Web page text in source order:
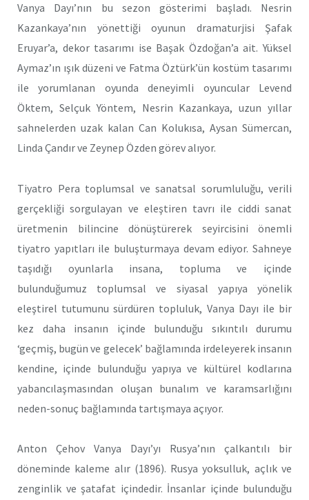
Vanya Dayı’nın bu sezon gösterimi başladı. Nesrin
Kazankaya’nın yönettiği oyunun dramaturjisi Şafak
Eruyar’a, dekor tasarımı ise Başak Özdoğan’a ait. Yüksel
Aymaz’ın ışık düzeni ve Fatma Öztürk’ün kostüm tasarımı
ile yorumlanan oyunda deneyimli oyuncular Levend
Öktem, Selçuk Yöntem, Nesrin Kazankaya, uzun yıllar
sahnelerden uzak kalan Can Kolukısa, Aysan Sümercan,
Linda Çandır ve Zeynep Özden görev alıyor.
Tiyatro Pera toplumsal ve sanatsal sorumluluğu, verili
gerçekliği sorgulayan ve eleştiren tavrı ile ciddi sanat
üretmenin bilincine dönüştürerek seyircisini önemli
tiyatro yapıtları ile buluşturmaya devam ediyor. Sahneye
taşıdığı oyunlarla insana, topluma ve içinde
bulunduğumuz toplumsal ve siyasal yapıya yönelik
eleştirel tutumunu sürdüren topluluk, Vanya Dayı ile bir
kez daha insanın içinde bulunduğu sıkıntılı durumu
‘geçmiş, bugün ve gelecek’ bağlamında irdeleyerek insanın
kendine, içinde bulunduğu yapıya ve kültürel kodlarına
yabancılaşmasından oluşan bunalım ve karamsarlığını
neden-sonuç bağlamında tartışmaya açıyor.
Anton Çehov Vanya Dayı’yı Rusya’nın çalkantılı bir
döneminde kaleme alır (1896). Rusya yoksulluk, açlık ve
zenginlik ve şatafat içindedir. İnsanlar içinde bulunduğu